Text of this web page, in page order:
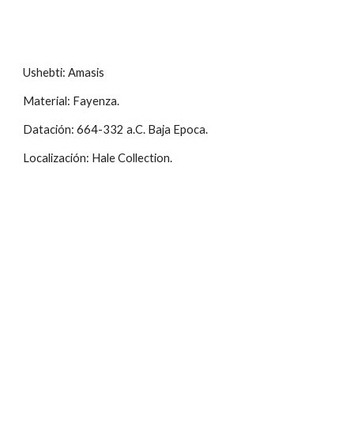
Ushebti: Amasis
Material: Fayenza.
Datación: 664-332 a.C. Baja Epoca.
Localización: Hale Collection.